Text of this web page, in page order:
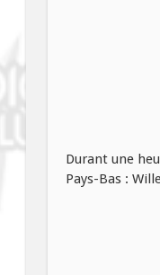
Durant une
Pays-Bas :